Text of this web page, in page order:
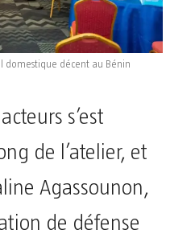
domestique décent au Bénin
s’est
de l’atelier, et
Agassounon,
de défense